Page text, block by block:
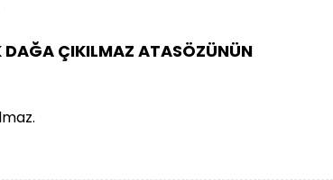
DAĞA ÇIKILMAZ ATASÖZÜNÜN